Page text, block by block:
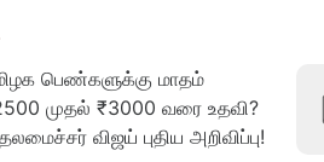
பெண்களுக்கு மாதம்
முதல் ₹3000 வரை உதவி?
விஜய் புதிய அறிவிப்பு!